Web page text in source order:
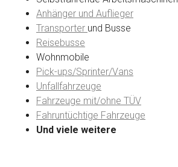
Kilometerstand
Preisvorstellung
Name*
Anhänger und Auflieger
Transporter und Busse
Reisebusse
Wohnmobile
Pick-ups/Sprinter/Vans
Unfallfahrzeuge
Fahrzeuge mit/ohne TÜV
Fahruntüchtige Fahrzeuge
Und viele weitere